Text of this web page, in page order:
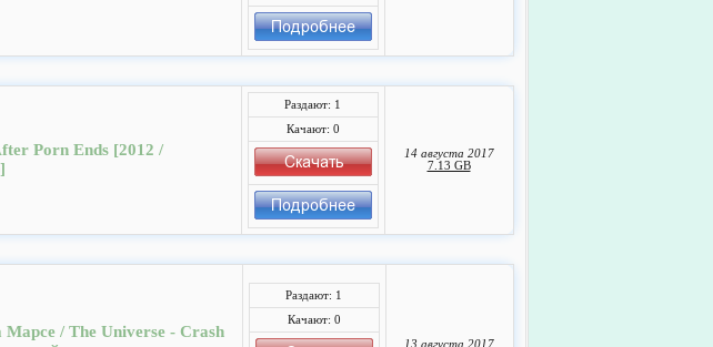
Porn Ends [2012 /
Раздают: 1
Качают: 0
14 августа 2017
7.13 GB
/ The Universe - Crash
Раздают: 1
Качают: 0
13 августа 2017